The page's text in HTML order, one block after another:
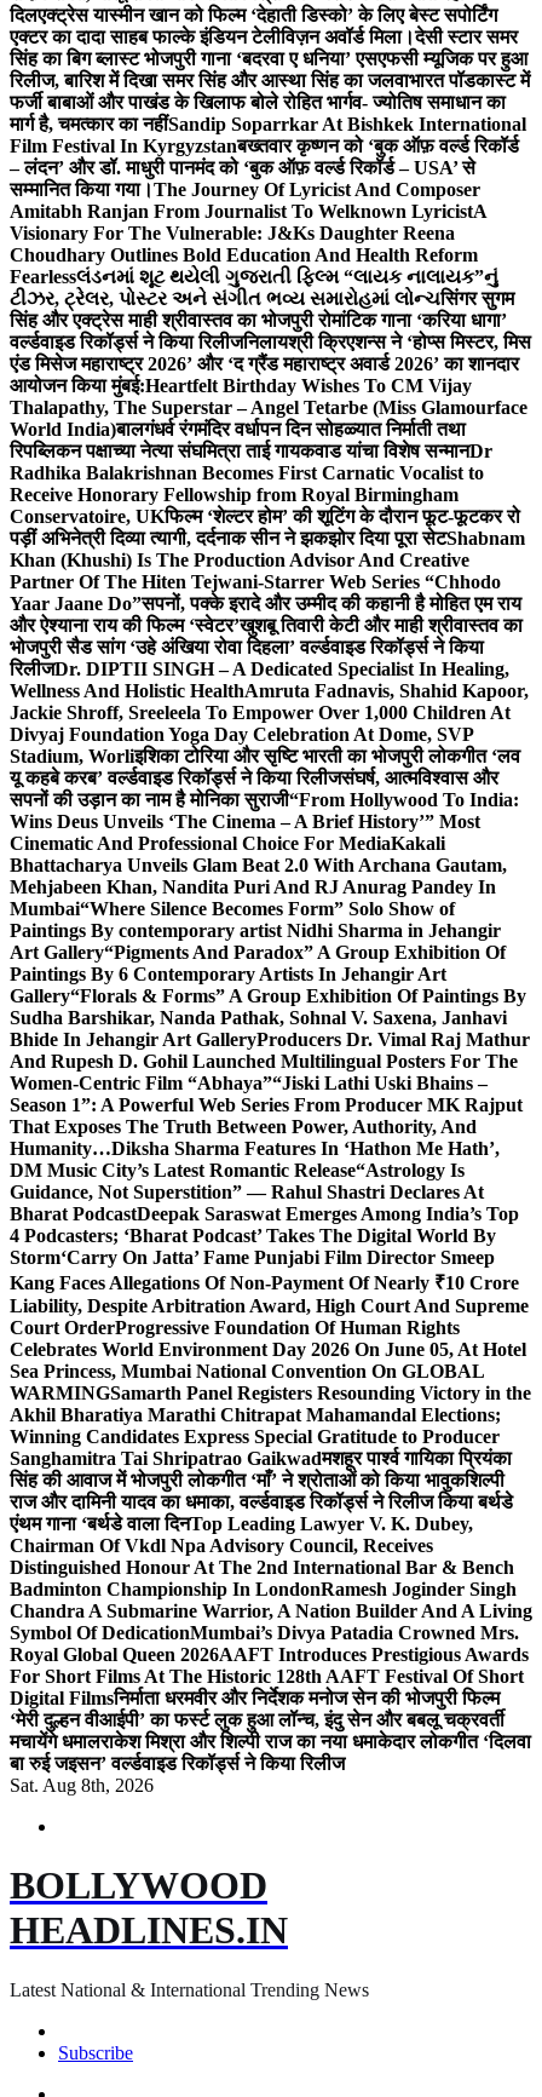
दिलएक्ट्रेस यास्मीन खान को फिल्म ‘देहाती डिस्को’ के लिए बेस्ट सपोर्टिंग
एक्टर का दादा साहब फाल्के इंडियन टेलीविज़न अवॉर्ड मिला।देसी स्टार समर
सिंह का बिग ब्लास्ट भोजपुरी गाना ‘बदरवा ए धनिया’ एसएफसी म्यूजिक पर हुआ
रिलीज, बारिश में दिखा समर सिंह और आस्था सिंह का जलवाभारत पॉडकास्ट में
फर्जी बाबाओं और पाखंड के खिलाफ बोले रोहित भार्गव- ज्योतिष समाधान का
मार्ग है, चमत्कार का नहींSandip Soparrkar At Bishkek International
Film Festival In Kyrgyzstanबख्तवार कृष्णन को ‘बुक ऑफ़ वर्ल्ड रिकॉर्ड
– लंदन’ और डॉ. माधुरी पानमंद को ‘बुक ऑफ़ वर्ल्ड रिकॉर्ड – USA’ से
सम्मानित किया गया।The Journey Of Lyricist And Composer
Amitabh Ranjan From Journalist To Welknown LyricistA
Visionary For The Vulnerable: J&Ks Daughter Reena
Choudhary Outlines Bold Education And Health Reform
Fearlessલંડનમાં શૂટ થયેલી ગુજરાતી ફિલ્મ “લાયક નાલાયક”નું
ટીઝર, ટ્રેલર, પોસ્ટર અને સંગીત ભવ્ય સમારોહમાં લોન્ચसिंगर सुगम
सिंह और एक्ट्रेस माही श्रीवास्तव का भोजपुरी रोमांटिक गाना ‘करिया धागा’
वर्ल्डवाइड रिकॉर्ड्स ने किया रिलीजनिलायश्री क्रिएशन्स ने ‘होप्स मिस्टर, मिस
एंड मिसेज महाराष्ट्र 2026’ और ‘द ग्रैंड महाराष्ट्र अवार्ड 2026’ का शानदार
आयोजन किया मुंबई:Heartfelt Birthday Wishes To CM Vijay
Thalapathy, The Superstar – Angel Tetarbe (Miss Glamourface
World India)बालगंधर्व रंगमंदिर वर्धापन दिन सोहळ्यात निर्माती तथा
रिपब्लिकन पक्षाच्या नेत्या संघमित्रा ताई गायकवाड यांचा विशेष सन्मानDr
Radhika Balakrishnan Becomes First Carnatic Vocalist to
Receive Honorary Fellowship from Royal Birmingham
Conservatoire, UKफिल्म ‘शेल्टर होम’ की शूटिंग के दौरान फूट-फूटकर रो
पड़ीं अभिनेत्री दिव्या त्यागी, दर्दनाक सीन ने झकझोर दिया पूरा सेटShabnam
Khan (Khushi) Is The Production Advisor And Creative
Partner Of The Hiten Tejwani-Starrer Web Series “Chhodo
Yaar Jaane Do”सपनों, पक्के इरादे और उम्मीद की कहानी है मोहित एम राय
और ऐश्याना राय की फिल्म ‘स्वेटर’खुशबू तिवारी केटी और माही श्रीवास्तव का
भोजपुरी सैड सांग ‘उहे अंखिया रोवा दिहला’ वर्ल्डवाइड रिकॉर्ड्स ने किया
रिलीजDr. DIPTII SINGH – A Dedicated Specialist In Healing,
Wellness And Holistic HealthAmruta Fadnavis, Shahid Kapoor,
Jackie Shroff, Sreeleela To Empower Over 1,000 Children At
Divyaj Foundation Yoga Day Celebration At Dome, SVP
Stadium, Worliइशिका टोरिया और सृष्टि भारती का भोजपुरी लोकगीत ‘लव
यू कहबे करब’ वर्ल्डवाइड रिकॉर्ड्स ने किया रिलीजसंघर्ष, आत्मविश्वास और
सपनों की उड़ान का नाम है मोनिका सुराजी“From Hollywood To India:
Wins Deus Unveils ‘The Cinema – A Brief History’” Most
Cinematic And Professional Choice For MediaKakali
Bhattacharya Unveils Glam Beat 2.0 With Archana Gautam,
Mehjabeen Khan, Nandita Puri And RJ Anurag Pandey In
Mumbai“Where Silence Becomes Form” Solo Show of
Paintings By contemporary artist Nidhi Sharma in Jehangir
Art Gallery“Pigments And Paradox” A Group Exhibition Of
Paintings By 6 Contemporary Artists In Jehangir Art
Gallery“Florals & Forms” A Group Exhibition Of Paintings By
Sudha Barshikar, Nanda Pathak, Sohnal V. Saxena, Janhavi
Bhide In Jehangir Art GalleryProducers Dr. Vimal Raj Mathur
And Rupesh D. Gohil Launched Multilingual Posters For The
Women-Centric Film “Abhaya”“Jiski Lathi Uski Bhains –
Season 1”: A Powerful Web Series From Producer MK Rajput
That Exposes The Truth Between Power, Authority, And
Humanity…Diksha Sharma Features In ‘Hathon Me Hath’,
DM Music City’s Latest Romantic Release“Astrology Is
Guidance, Not Superstition” — Rahul Shastri Declares At
Bharat PodcastDeepak Saraswat Emerges Among India’s Top
4 Podcasters; ‘Bharat Podcast’ Takes The Digital World By
Storm‘Carry On Jatta’ Fame Punjabi Film Director Smeep
Kang Faces Allegations Of Non-Payment Of Nearly ₹10 Crore
Liability, Despite Arbitration Award, High Court And Supreme
Court OrderProgressive Foundation Of Human Rights
Celebrates World Environment Day 2026 On June 05, At Hotel
Sea Princess, Mumbai National Convention On GLOBAL
WARMINGSamarth Panel Registers Resounding Victory in the
Akhil Bharatiya Marathi Chitrapat Mahamandal Elections;
Winning Candidates Express Special Gratitude to Producer
Sanghamitra Tai Shripatrao Gaikwadमशहूर पार्श्व गायिका प्रियंका
सिंह की आवाज में भोजपुरी लोकगीत ‘माँ’ ने श्रोताओं को किया भावुकशिल्पी
राज और दामिनी यादव का धमाका, वर्ल्डवाइड रिकॉर्ड्स ने रिलीज किया बर्थडे
एंथम गाना ‘बर्थडे वाला दिनTop Leading Lawyer V. K. Dubey,
Chairman Of Vkdl Npa Advisory Council, Receives
Distinguished Honour At The 2nd International Bar & Bench
Badminton Championship In LondonRamesh Joginder Singh
Chandra A Submarine Warrior, A Nation Builder And A Living
Symbol Of DedicationMumbai’s Divya Patadia Crowned Mrs.
Royal Global Queen 2026AAFT Introduces Prestigious Awards
For Short Films At The Historic 128th AAFT Festival Of Short
Digital Filmsनिर्माता धरमवीर और निर्देशक मनोज सेन की भोजपुरी फिल्म
‘मेरी दुल्हन वीआईपी’ का फर्स्ट लुक हुआ लॉन्च, इंदु सेन और बबलू चक्रवर्ती
मचायेंगे धमालराकेश मिश्रा और शिल्पी राज का नया धमाकेदार लोकगीत ‘दिलवा
बा रुई जइसन’ वर्ल्डवाइड रिकॉर्ड्स ने किया रिलीज
Sat. Aug 8th, 2026
BOLLYWOOD
HEADLINES.IN
Latest National & International Trending News
Subscribe